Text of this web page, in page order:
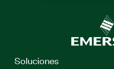
Soluciones